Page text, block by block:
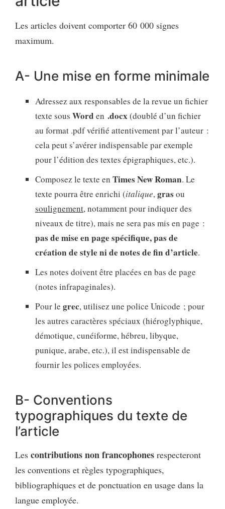
Les articles doivent comporter 60 000 signes
maximum.
A- Une mise en forme minimale
Adressez aux responsables de la revue un fichier
texte sous Word en .docx(doublé d’un fichier
au format .pdf vérifié attentivement par l’auteur :
cela peut s’avérer indispensable par exemple
pour l’édition des textes épigraphiques, etc.).
Composez le texte en Times New Roman. Le
texte pourra être enrichi (italique,gras ou
soulignement, notamment pour indiquer des
niveaux de titre), mais ne sera pas mis en page :
pas de mise en page spécifique, pas de
création de style ni de notes de fin d’article.
Les notes doivent être placées en bas de page
(notes infrapaginales).
Pour le grec, utilisez une police Unicode ; pour
les autres caractères spéciaux (hiéroglyphique,
démotique, cunéiforme, hébreu, libyque,
punique, arabe, etc.), il est indispensable de
fournir les polices employées.
B- Conventions
typographiques du texte de
l’article
Les contributions non francophones respecteront
les conventions et règles typographiques,
bibliographiques et de ponctuation en usage dans la
langue employée.